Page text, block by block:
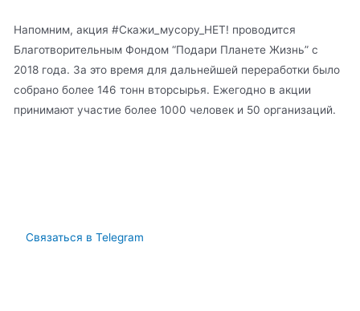
Напомним, акция #Скажи_мусору_НЕТ! проводится
Благотворительным Фондом “Подари Планете Жизнь” с
2018 года. За это время для дальнейшей переработки было
собрано более 146 тонн вторсырья. Ежегодно в акции
принимают участие более 1000 человек и 50 организаций.
Связаться в Telegram